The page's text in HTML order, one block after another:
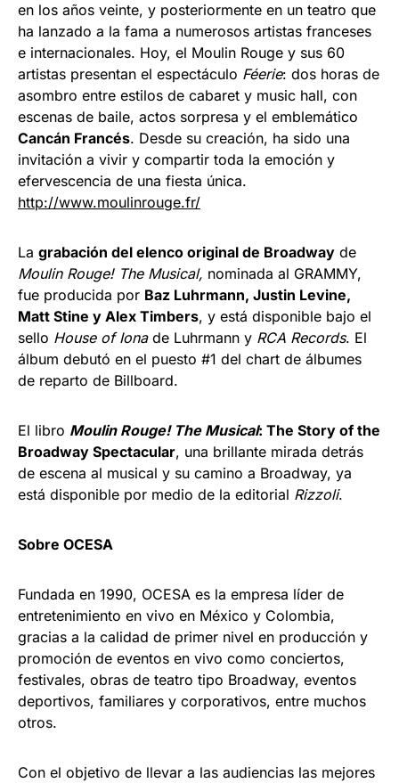
en los años veinte, y posteriormente en un teatro que
ha lanzado a la fama a numerosos artistas franceses
e internacionales. Hoy, el Moulin Rouge y sus 60
artistas presentan el espectáculo Féerie: dos horas de
asombro entre estilos de cabaret y music hall, con
escenas de baile, actos sorpresa y el emblemático
Cancán Francés. Desde su creación, ha sido una
invitación a vivir y compartir toda la emoción y
efervescencia de una fiesta única.
http://www.moulinrouge.fr/
La grabación del elenco original de Broadway de
Moulin Rouge! The Musical, nominada al GRAMMY,
fue producida por Baz Luhrmann, Justin Levine,
Matt Stine y Alex Timbers, y está disponible bajo el
sello House of Ionade Luhrmann y RCA Records. El
álbum debutó en el puesto #1 del chart de álbumes
de reparto de Billboard.
El libro Moulin Rouge! The Musical: The Story of the
Broadway Spectacular, una brillante mirada detrás
de escena al musical y su camino a Broadway, ya
está disponible por medio de la editorial Rizzoli.
Sobre OCESA
Fundada en 1990, OCESA es la empresa líder de
entretenimiento en vivo en México y Colombia,
gracias a la calidad de primer nivel en producción y
promoción de eventos en vivo como conciertos,
festivales, obras de teatro tipo Broadway, eventos
deportivos, familiares y corporativos, entre muchos
otros.
Con el objetivo de llevar a las audiencias las mejores